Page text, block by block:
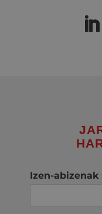
Izen-abizenak